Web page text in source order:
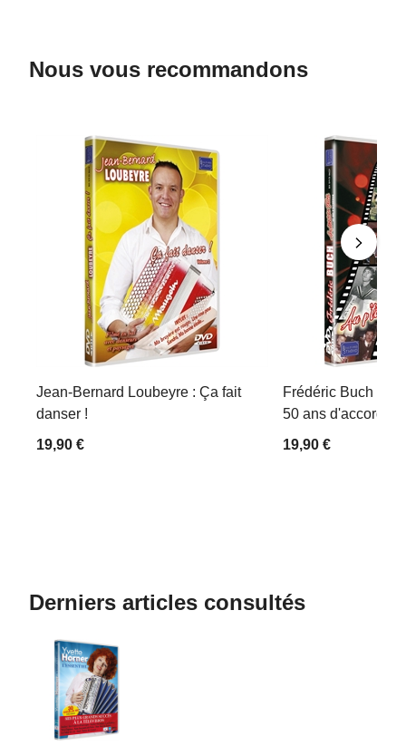
Nous vous recommandons
Jean-Bernard Loubeyre : Ça fait
danser !
19,90 €
Frédéric Buch :
50 ans
19,90 €
Derniers articles consultés